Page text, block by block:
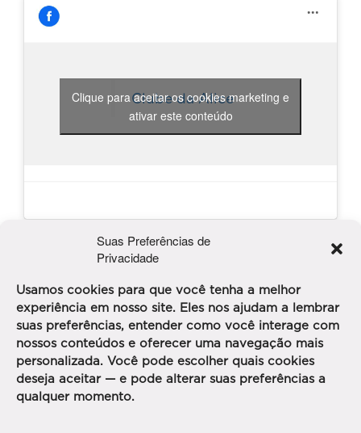
Suas Preferências de
Privacidade
Usamos cookies para que você tenha a melhor
experiência em nosso site. Eles nos ajudam a lembrar
suas preferências, entender como você interage com
nossos conteúdos e oferecer uma navegação mais
personalizada. Você pode escolher quais cookies
deseja aceitar — e pode alterar suas preferências a
qualquer momento.
Clube da Alice
Clique para aceitar os cookies marketing e
ativar este conteúdo
PUBLICIDADE